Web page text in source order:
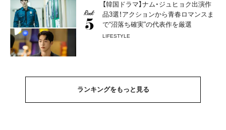
【韓国ドラマ】ナム・ジュヒョク出演作
品3選！アクションから青春ロマンスま
で“沼落ち確実”の代表作を厳選
LIFESTYLE
ランキングをもっと見る